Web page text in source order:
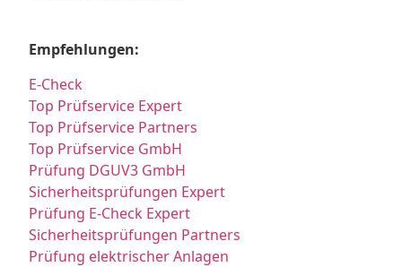
Empfehlungen:
E-Check
Top Prüfservice Expert
Top Prüfservice Partners
Top Prüfservice GmbH
Prüfung DGUV3 GmbH
Sicherheitsprüfungen Expert
Prüfung E-Check Expert
Sicherheitsprüfungen Partners
Prüfung elektrischer Anlagen